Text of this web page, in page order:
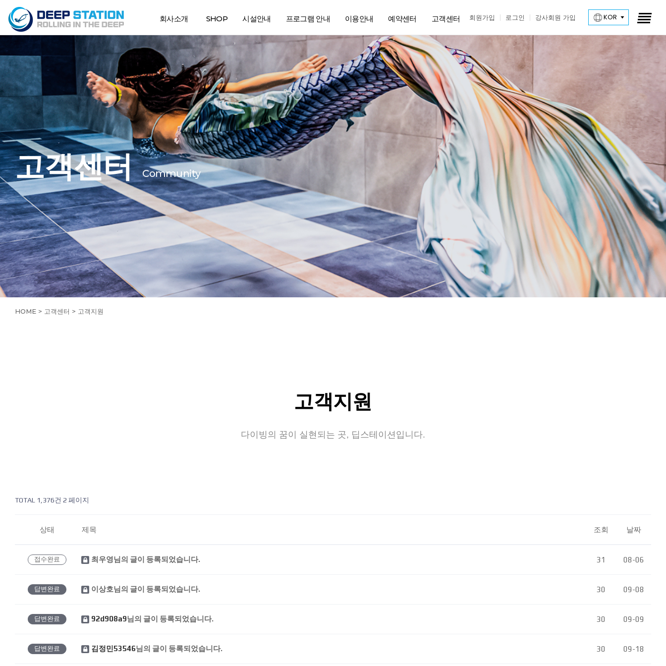
회원가입 로그인 강사회원 가입 KOR
회사소개 SHOP 시설안내 프로그램 안내 이용안내 예약센터 고객센터
고객센터 Community
HOME > 고객센터 > 고객지원
고객지원
다이빙의 꿈이 실현되는 곳, 딥스테이션입니다.
TOTAL 1,376건 2 페이지
상태 제목 조회 날짜
접수완료 최우영님의 글이 등록되었습니다. 31 08-06
답변완료 이상호님의 글이 등록되었습니다. 30 09-08
답변완료 92d908a9님의 글이 등록되었습니다. 30 09-09
답변완료 김정민53546님의 글이 등록되었습니다. 30 09-18